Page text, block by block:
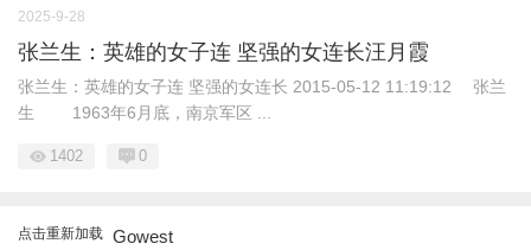
2025-9-28
张兰生：英雄的女子连 坚强的女连长汪月霞
张兰生：英雄的女子连 坚强的女连长 2015-05-12 11:19:12 张兰
生 1963年6月底，南京军区 ...
1402 0
点击重新加载 Gowest